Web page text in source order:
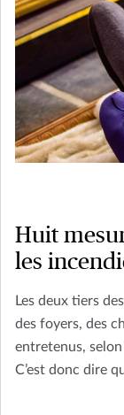
Huit
les
Les deux tiers
des foyers, des
entretenus,
C’est donc dire